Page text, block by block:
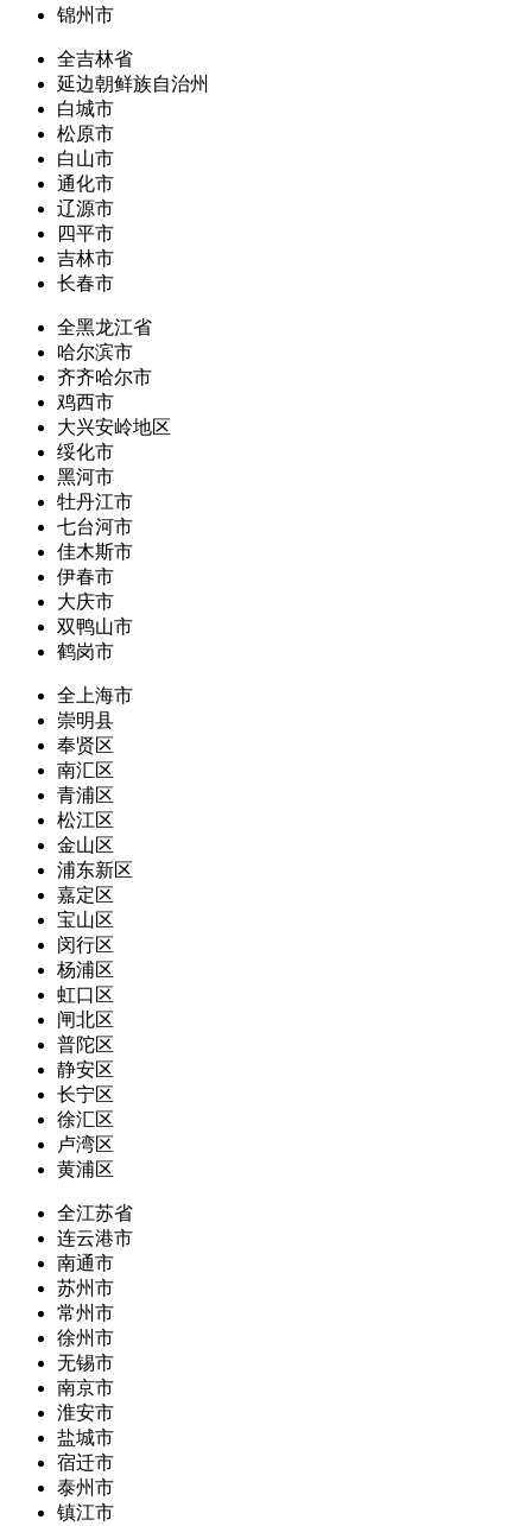
锦州市
全吉林省
延边朝鲜族自治州
白城市
松原市
白山市
通化市
辽源市
四平市
吉林市
长春市
全黑龙江省
哈尔滨市
齐齐哈尔市
鸡西市
大兴安岭地区
绥化市
黑河市
牡丹江市
七台河市
佳木斯市
伊春市
大庆市
双鸭山市
鹤岗市
全上海市
崇明县
奉贤区
南汇区
青浦区
松江区
金山区
浦东新区
嘉定区
宝山区
闵行区
杨浦区
虹口区
闸北区
普陀区
静安区
长宁区
徐汇区
卢湾区
黄浦区
全江苏省
连云港市
南通市
苏州市
常州市
徐州市
无锡市
南京市
淮安市
盐城市
宿迁市
泰州市
镇江市